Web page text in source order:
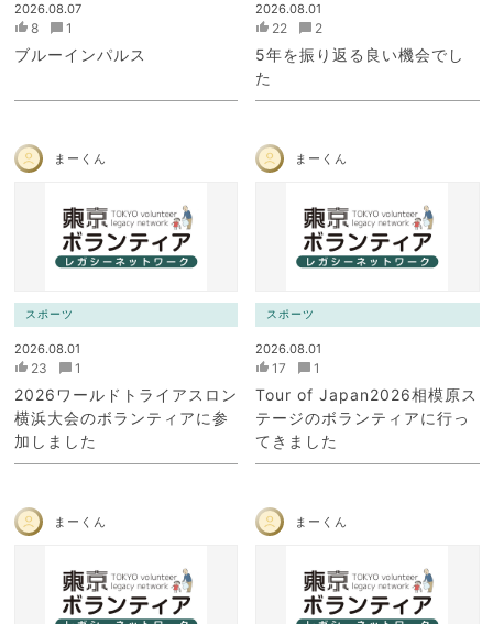
2026.08.07
8 1
ブルーインパルス
2026.08.01
22 2
5年を振り返る良い機会でし
た
まーくん
スポーツ
2026.08.01
23 1
2026ワールドトライアスロン
横浜大会のボランティアに参
加しました
まーくん
スポーツ
2026.08.01
17 1
Tour of Japan2026相模原ス
テージのボランティアに行っ
てきました
まーくん まーくん